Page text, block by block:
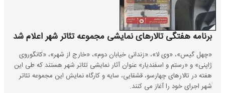
برنامه هفتگی تالارهای نمایشی مجموعه تئاتر شهر اعلام شد
«چهل گیس»، «وی لا»، «زندانی خیابان دوم»، «خارج از شهر»، «کانگوروی
ژاپنی» و «رستم و اسفندیار» عنوان آثار نمایشی تئاتر شهر هستند که طی این
هفته در تالارهای چهارسو، قشقایی، سایه و کارگاه نمایش این مجموعه تئاتر
شهر اجرای خود را آغاز می کنند.